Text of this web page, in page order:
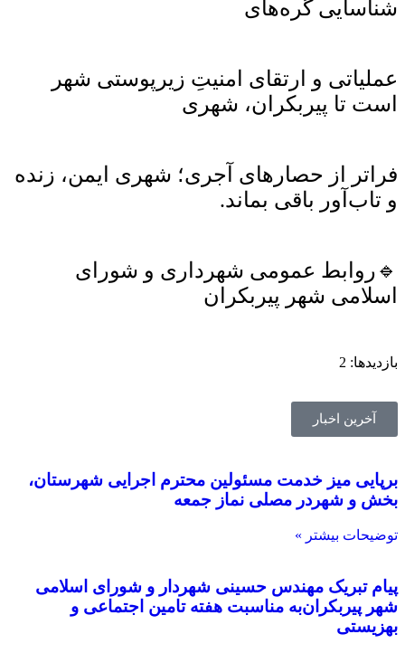
شناسایی گره‌های
عملیاتی و ارتقای امنیتِ زیرپوستی شهر
است تا پیربکران، شهری
فراتر از حصارهای آجری؛ شهری ایمن، زنده
و تاب‌آور باقی بماند.
🔹روابط عمومی شهرداری و شورای
اسلامی شهر پیربکران
بازدیدها: 2
آخرین اخبار
برپایی میز خدمت مسئولین محترم اجرایی شهرستان،
بخش و شهردر مصلی نماز جمعه
توضیحات بیشتر »
پیام تبریک مهندس حسینی شهردار و شورای اسلامی
شهر پیربکران‌به مناسبت هفته تامین اجتماعی و
بهزیستی